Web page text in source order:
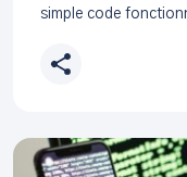
simple code